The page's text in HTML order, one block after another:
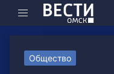
Общество